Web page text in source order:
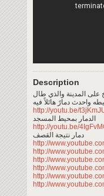
Description
على المدينة والذي طال
واحدث دمارً هائلاً فيه
http://youtu.be/
الدمار بمحيط المسجد
http://youtu.be/
دمار نتيجة القصف
http://
http://
http://
http://
http://
http://